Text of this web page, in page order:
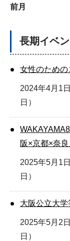
前月
長期イベン
女性のため
2024年4月1
日）
阪×京都×奈
2025年5月1
日）
大阪公立大
2025年5月2
日）